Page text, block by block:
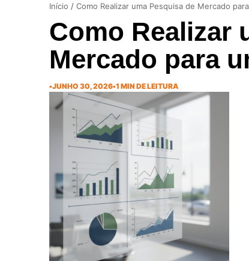
Início / Como Realizar uma Pesquisa de Mercado
Como Realizar
Mercado para
•JUNHO 30, 2026•1 MIN DE LEITURA